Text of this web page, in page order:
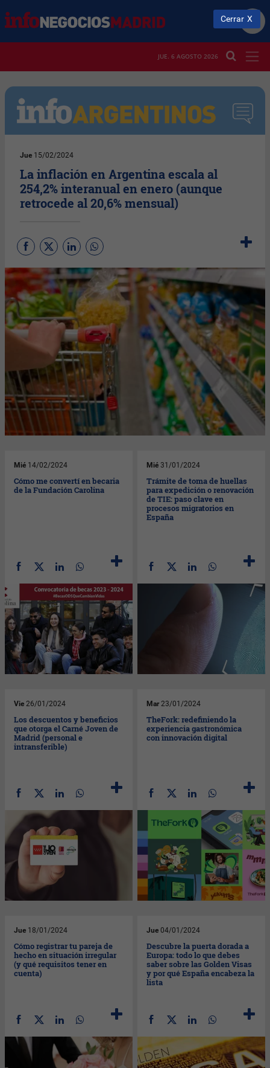
JUE. 6 AGOSTO 2026
Jue 15/02/2024
La inflación en Argentina escala al
254,2% interanual en enero (aunque
retrocede al 20,6% mensual)
Mié 14/02/2024
Cómo me convertí en becaria
de la Fundación Carolina
Mié 31/01/2024
Trámite de toma de huellas
para expedición o renovación
de TIE: paso clave en
procesos migratorios en
España
Vie 26/01/2024
Los descuentos y beneficios
que otorga el Carné Joven de
Madrid (personal e
intransferible)
Mar 23/01/2024
TheFork: redefiniendo la
experiencia gastronómica
con innovación digital
Jue 18/01/2024
Cómo registrar tu pareja de
hecho en situación irregular
(y qué requisitos tener en
cuenta)
Jue 04/01/2024
Descubre la puerta dorada a
Europa: todo lo que debes
saber sobre las Golden Visas
y por qué España encabeza la
lista
Cerrar